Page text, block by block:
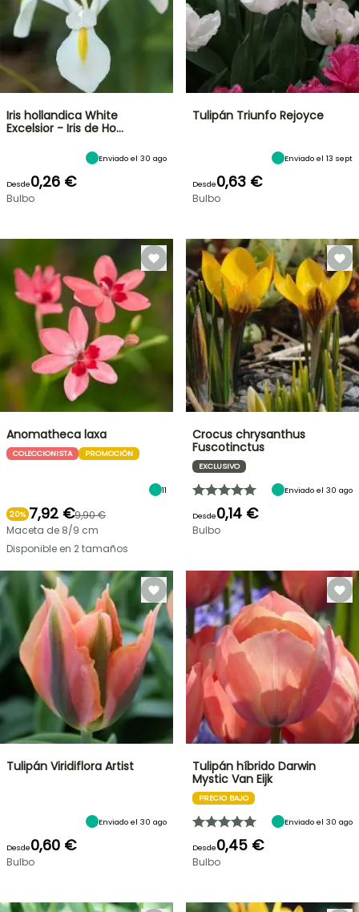
Iris hollandica White
Excelsior - Iris de Ho…
Enviado el 30 ago
Desde0,26 €
Bulbo
Tulipán Triunfo Rejoyce
Enviado el 13 sept
Desde0,63 €
Bulbo
Anomatheca laxa
COLECCIONISTA PROMOCIÓN
11
20% 7,92 €9,90 €
Maceta de 8/9 cm
Disponible en 2 tamaños
Crocus chrysanthus
Fuscotinctus
EXCLUSIVO
Enviado el 30 ago
Desde0,14 €
Bulbo
Tulipán Viridiflora Artist
Enviado el 30 ago
Desde0,60 €
Bulbo
Tulipán híbrido Darwin
Mystic Van Eijk
PRECIO BAJO
Enviado el 30 ago
Desde0,45 €
Bulbo